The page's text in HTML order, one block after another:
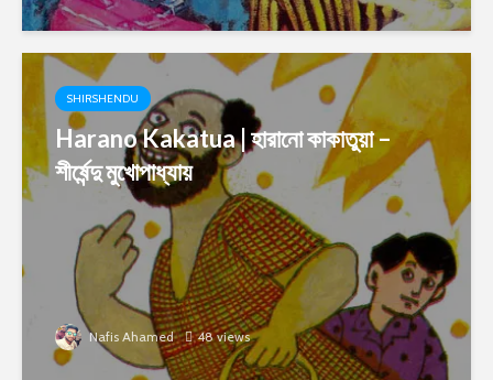
SHIRSHENDU
Harano Kakatua | হারানো কাকাতুয়া –
শীর্ষেন্দু মুখোপাধ্যায়
Nafis Ahamed 48 views